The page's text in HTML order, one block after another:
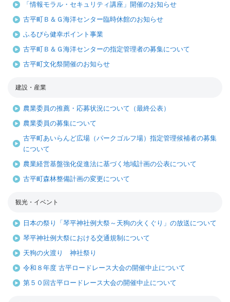
「情報モラル・セキュリティ講座」開催のお知らせ
古平町Ｂ＆Ｇ海洋センター臨時休館のお知らせ
ふるびら健幸ポイント事業
古平町Ｂ＆Ｇ海洋センターの指定管理者の募集について
古平町文化祭開催のお知らせ
建設・産業
農業委員の推薦・応募状況について（最終公表）
農業委員の募集について
古平町あいらんど広場（パークゴルフ場）指定管理候補者の募集
について
農業経営基盤強化促進法に基づく地域計画の公表について
古平町森林整備計画の変更について
観光・イベント
日本の祭り「琴平神社例大祭～天狗の火くぐり」の放送について
琴平神社例大祭における交通規制について
天狗の火渡り 神社祭り
令和８年度 古平ロードレース大会の開催中止について
第５０回古平ロードレース大会の開催中止について